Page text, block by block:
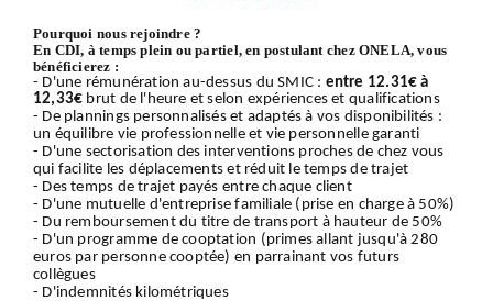
Pourquoi nous rejoindre ?
En CDI, à temps plein ou partiel, en postulant chez ONELA, vous
bénéficierez :
- D'une rémunération au-dessus du SMIC : entre 12.31€ à
12,33€ brut de l'heure et selon expériences et qualifications
- De plannings personnalisés et adaptés à vos disponibilités :
un équilibre vie professionnelle et vie personnelle garanti
- D'une sectorisation des interventions proches de chez vous
qui facilite les déplacements et réduit le temps de trajet
- Des temps de trajet payés entre chaque client
- D'une mutuelle d'entreprise familiale (prise en charge à 50%)
- Du remboursement du titre de transport à hauteur de 50%
- D'un programme de cooptation (primes allant jusqu'à 280
euros par personne cooptée) en parrainant vos futurs
collègues
- D'indemnités kilométriques